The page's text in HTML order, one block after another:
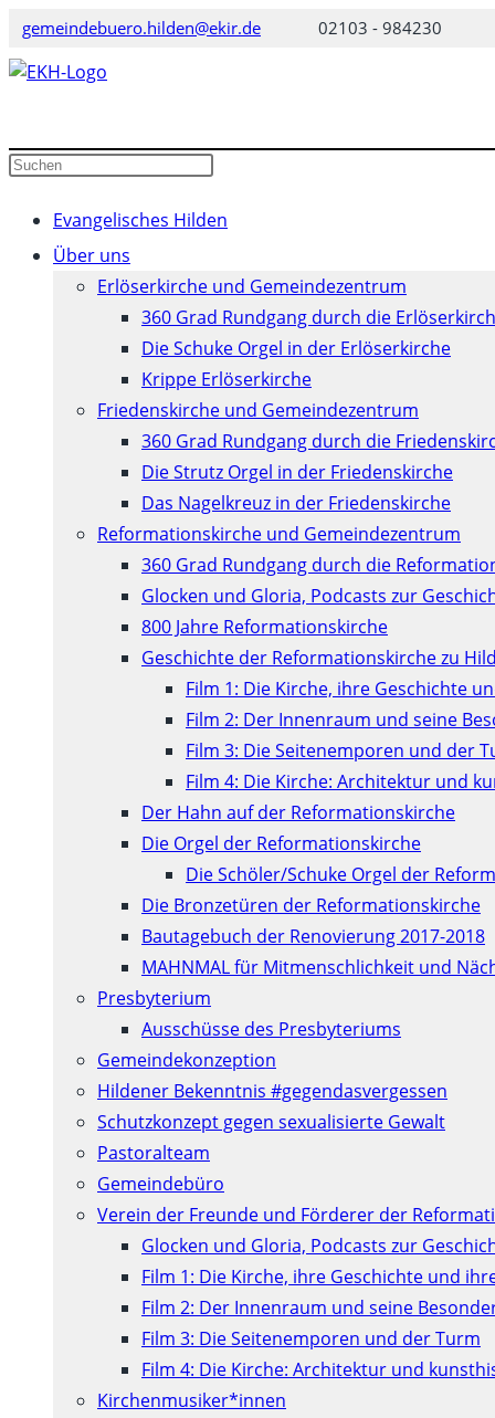
Zum
springen
gemeindebuero.hilden@ekir.de 02103 - 984230
Diese
durchsuchen
Press
to
search
panel.
Evangelisches Hilden
Über uns
Erlöserkirche und Gemeindezentrum
360 Grad Rundgang durch die
Die Schuke Orgel in der Erlöserkirche
Krippe Erlöserkirche
Friedenskirche und Gemeindezentrum
360 Grad Rundgang durch die
Die Strutz Orgel in der Friedenskirche
Das Nagelkreuz in der Friedenskirche
Reformationskirche und Gemeindezentrum
360 Grad Rundgang durch die
Glocken und Gloria, Podcasts zur
800 Jahre Reformationskirche
Geschichte der Reformationskirche zu
Film 1: Die Kirche, ihre Geschichte
Film 2: Der Innenraum und seine
Film 3: Die Seitenemporen und der
Film 4: Die Kirche: Architektur und
Der Hahn auf der Reformationskirche
Die Orgel der Reformationskirche
Die Schöler/Schuke Orgel der
Die Bronzetüren der Reformationskirche
Bautagebuch der Renovierung 2017-2018
MAHNMAL für Mitmenschlichkeit und
Presbyterium
Ausschüsse des Presbyteriums
Gemeindekonzeption
Hildener Bekenntnis #gegendasvergessen
Schutzkonzept gegen sexualisierte Gewalt
Pastoralteam
Gemeindebüro
Verein der Freunde und Förderer der
Glocken und Gloria, Podcasts zur
Film 1: Die Kirche, ihre Geschichte und
Film 2: Der Innenraum und seine
Film 3: Die Seitenemporen und der Turm
Film 4: Die Kirche: Architektur und
Kirchenmusiker*innen